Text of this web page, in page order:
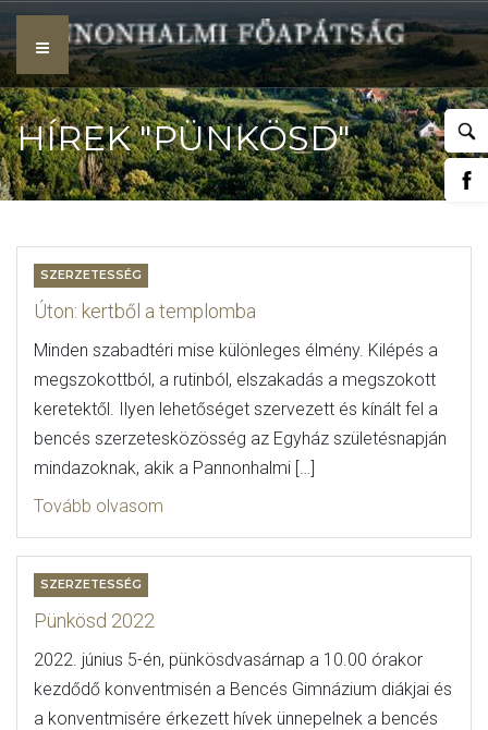
Skip
to
content
HÍREK "PÜNKÖSD"
CÍMKÉVEL
SZERZETESSÉG
Úton: kertből a templomba
Minden szabadtéri mise különleges élmény. Kilépés a
megszokottból, a rutinból, elszakadás a megszokott
keretektől. Ilyen lehetőséget szervezett és kínált fel a
bencés szerzetesközösség az Egyház születésnapján
mindazoknak, akik a Pannonhalmi […]
Tovább olvasom
SZERZETESSÉG
Pünkösd 2022
2022. június 5-én, pünkösdvasárnap a 10.00 órakor
kezdődő konventmisén a Bencés Gimnázium diákjai és
a konventmisére érkezett hívek ünnepelnek a bencés